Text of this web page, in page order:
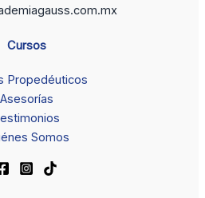
Cursos
Propedéuticos
Asesorías
Somos